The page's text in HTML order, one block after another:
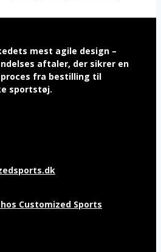
mest agile design –
aftaler, der sikrer en
fra bestilling til
sportstøj.
Customized Sports